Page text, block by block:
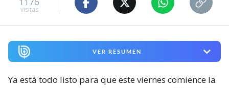
visitas
VER RESUMEN
Ya está todo listo para que este viernes comience la